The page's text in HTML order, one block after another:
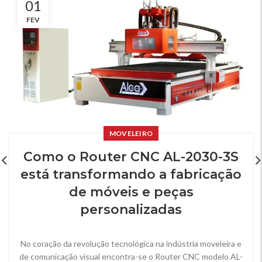
01
FEV
MOVELEIRO
Como o Router CNC AL-2030-3S
está transformando a fabricação
de móveis e peças
personalizadas
No coração da revolução tecnológica na indústria moveleira e
de comunicação visual encontra-se o Router CNC modelo AL-